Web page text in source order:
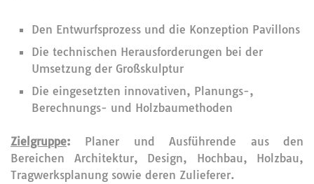
Den Entwurfsprozess und die Konzeption Pavillons
Die technischen Herausforderungen bei der
Umsetzung der Großskulptur
Die eingesetzten innovativen, Planungs-,
Berechnungs- und Holzbaumethoden
Zielgruppe: Planer und Ausführende aus den
Bereichen Architektur, Design, Hochbau, Holzbau,
Tragwerksplanung sowie deren Zulieferer.